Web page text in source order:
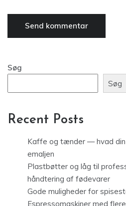
Søg
Søg
Recent Posts
Kaffe og tænder — hvad din
emaljen
Plastbøtter og låg til
håndtering af fødevarer
Gode muligheder for
Espressomaskiner med